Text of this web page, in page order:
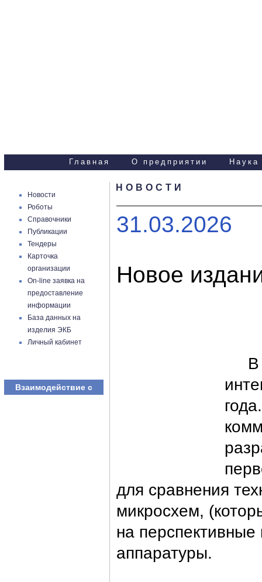
Главная О предприятии Наука
Новости
Роботы
Справочники
Публикации
Тендеры
Карточка
организации
On-line заявка на
предоставление
информации
База данных на
изделия ЭКБ
Личный кабинет
Взаимодействие с
НОВОСТИ
31.03.2026
Новое
В
для сравнения
микросхем,
на
аппаратуры.